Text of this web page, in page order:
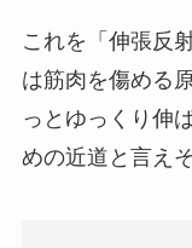
これを「伸張反
は筋肉を傷める
っとゆっくり伸
めの近道と言え